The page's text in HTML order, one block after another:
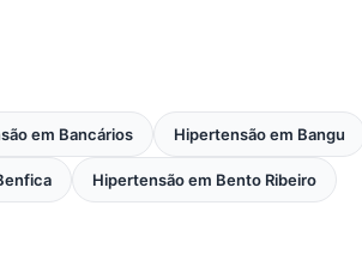
em Bancários Hipertensão em Bangu
Hipertensão em Bento Ribeiro